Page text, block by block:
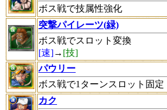
ボス戦で技属性強化
突撃パイレーツ(緑)
ボス戦でスロット変換
[速]→ [技]
パウリー
ボス戦で1ターンスロット固定
カク